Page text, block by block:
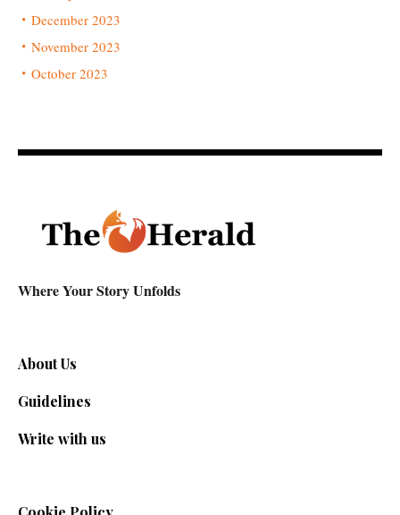
December 2023
November 2023
October 2023
Where Your Story Unfolds
About Us
Guidelines
Write with us